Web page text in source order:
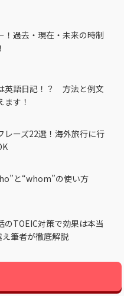
！過去・現在・未来の時制
英語日記！？ 方法と例文
す！
レーズ22選！海外旅行に行
と“whom”の使い方
のTOEIC対策で効果は本当
筆者が徹底解説
【QQEnglishのカラン
英会話を習得できる勉強